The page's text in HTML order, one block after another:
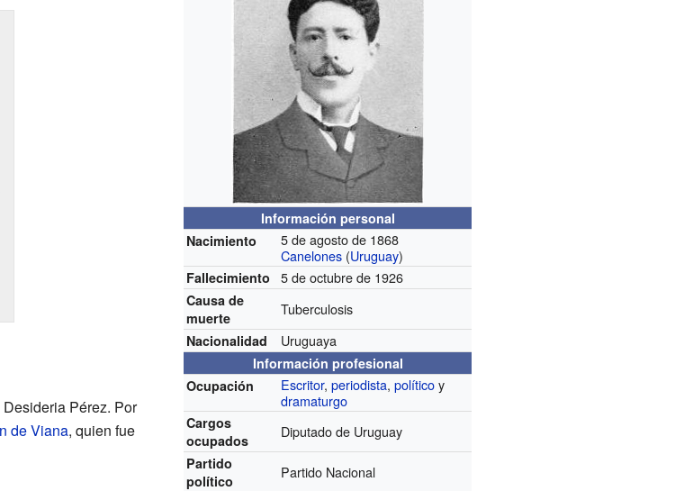
Información personal
Nacimiento
5 de agosto de 1868
Canelones (Uruguay)
Fallecimiento 5 de octubre de 1926
Causa de
muerte
Tuberculosis
Nacionalidad Uruguaya
Información profesional
Ocupación
Escritor,periodista,políticoy
dramaturgo
Cargos
ocupados
Diputado de Uruguay
Partido
político
Partido Nacional
Pérez. Por
de Viana, quien fue